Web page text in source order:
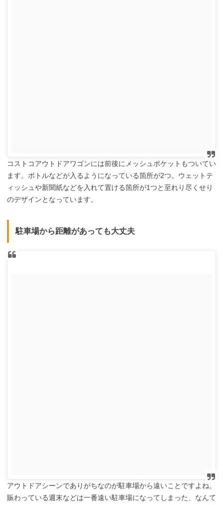
コストコアウトドアワゴンには前後にメッシュポケットもついてい
ます。ボトルなどが入るようになっている箇所が2つ。ウェットテ
ィッシュや新聞紙などを入れて置ける箇所が1つと至れり尽くせり
のデザインとなっています。
駐車場から距離があっても大丈夫
アウトドアシーンでありがちなのが駐車場から遠いことですよね。
賑わっている週末などは一番遠い駐車場になってしまった、なんて